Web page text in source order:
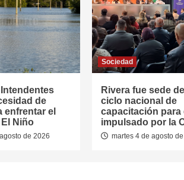
de
enfrentar el
Niño
de 2026
Sociedad
Rivera fue sede
ciclo nacional de
capacitación para
impulsado por la
martes 4 de agosto